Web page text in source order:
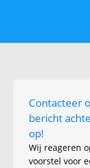
Contacteer
bericht
op!
Wij reageren
voorstel voor